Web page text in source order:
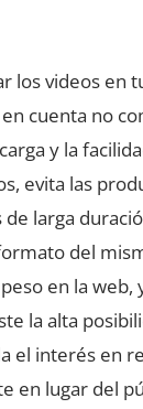
videos en
cuenta no
y la
evita las
de larga
del
en la web,
la alta
el interés en
en lugar del